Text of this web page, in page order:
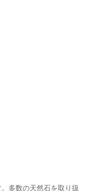
多数の天然石を取り扱